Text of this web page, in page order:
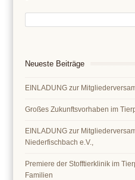
Neueste Beiträge
EINLADUNG zur
Großes Zukunftsvorhaben im
EINLADUNG zur
Niederfischbach e.V.,
Premiere der Stofftierklinik im
Familien